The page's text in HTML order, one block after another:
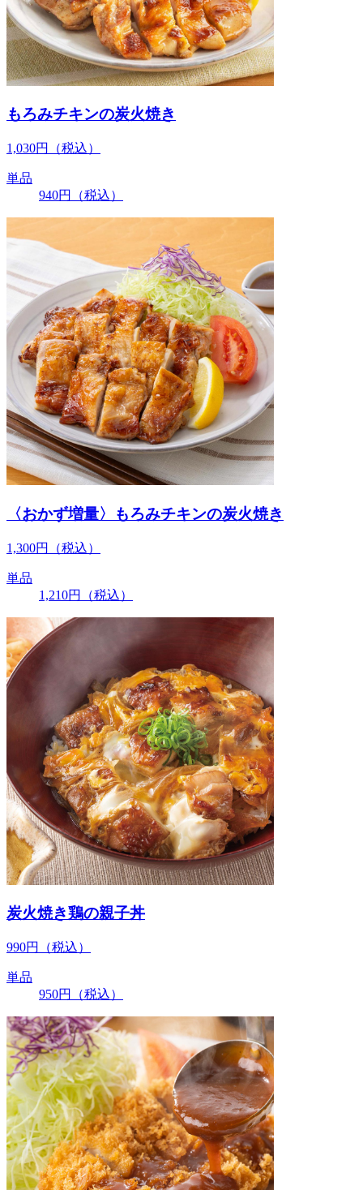
もろみチキンの炭火焼き
1,030円 （税込）
単品
940円 （税込）
〈おかず増量〉もろみチキンの炭火焼き
1,300円 （税込）
単品
1,210円 （税込）
炭火焼き鶏の親子丼
990円 （税込）
単品
950円 （税込）